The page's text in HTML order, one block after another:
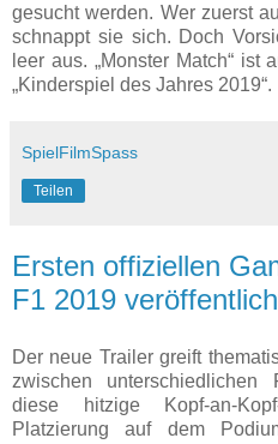
gesucht werden. Wer zuerst
schnappt sie sich. Doch
leer aus. „Monster Match“ ist
„Kinderspiel des Jahres 2019“.
SpielFilmSpass
Teilen
Ersten offiziellen
F1 2019
Der neue Trailer greift
zwischen
diese hitzige Kopf-an-
Platzierung auf dem